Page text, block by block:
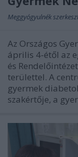
Meggyógyulnék
Az Országos
április 4-étől az
és
területtel. A
gyermek
szakértője, a